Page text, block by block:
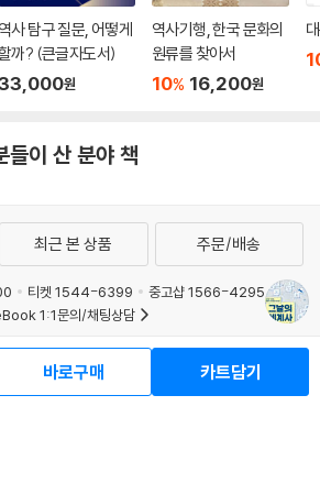
역사 탐구 질문, 어떻게
까? (큰글자도서)
원
역사기행, 한국 문화의
원류를 찾아서
10% 16,200원
들이 산 분야 책
바로구매 카트담기
최근 본 상품 주문/배송
티켓 1544-6399
중고샵 1566-4295
1:1문의/채팅상담
이십사(주) 사업자 정보
개인정보처리방침
청소년보호정책